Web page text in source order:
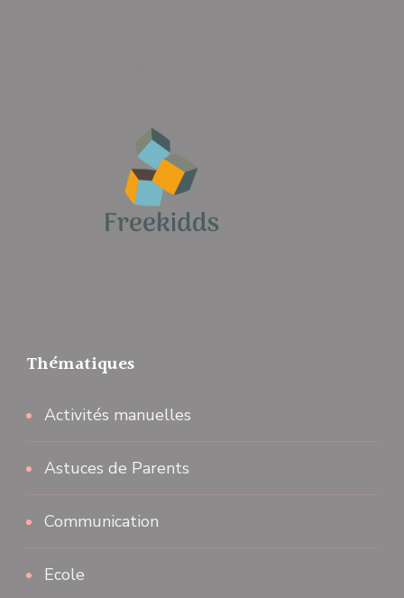
Thématiques
Activités manuelles
Astuces de Parents
Communication
Ecole